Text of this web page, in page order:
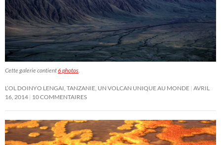
Cette galerie contient6 photos
L’OL DOINYO LENGAI, TANZANIE, UN VOLCAN UNIQUE AU MONDE AVRIL
16, 2014 10 COMMENTAIRES